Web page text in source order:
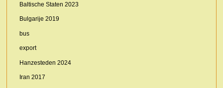
Baltische Staten 2023
Bulgarije 2019
bus
export
Hanzesteden 2024
Iran 2017